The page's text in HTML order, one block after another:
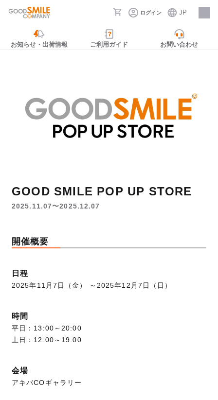
ログイン JP
採用情報
お知らせ・出荷情報 ご利用ガイド お問い合わせ
GOOD SMILE POP UP STORE
2025.11.07〜2025.12.07
開催概要
日程
2025年11月7日（金） ～2025年12月7日（日）
時間
平日：13:00～20:00
土日：12:00～19:00
会場
アキバCOギャラリー